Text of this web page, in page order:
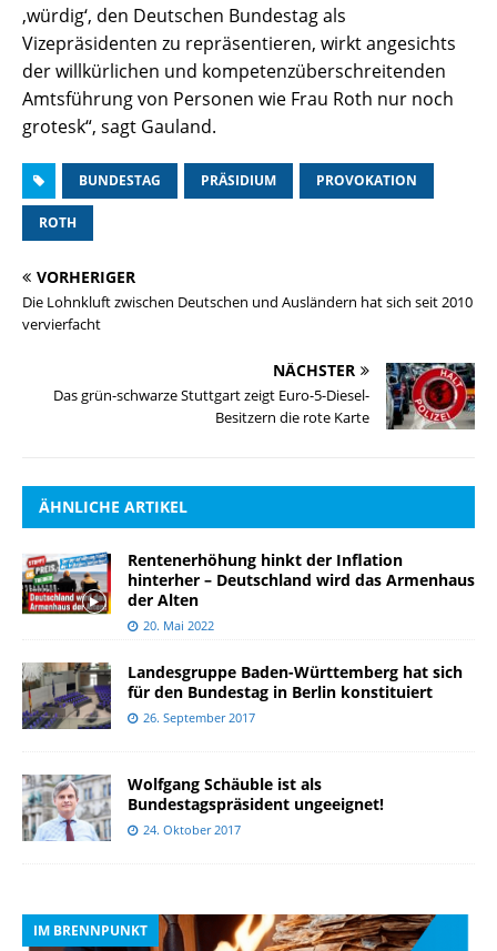
‚würdig‘, den Deutschen Bundestag als
Vizepräsidenten zu repräsentieren, wirkt angesichts
der willkürlichen und kompetenzüberschreitenden
Amtsführung von Personen wie Frau Roth nur noch
grotesk“, sagt Gauland.
BUNDESTAG PRÄSIDIUM PROVOKATION
ROTH
VORHERIGER
Die Lohnkluft zwischen Deutschen und Ausländern hat sich seit 2010
vervierfacht
NÄCHSTER
Das grün-schwarze Stuttgart zeigt Euro-5-Diesel-
Besitzern die rote Karte
ÄHNLICHE ARTIKEL
Rentenerhöhung hinkt der Inflation
hinterher – Deutschland wird das Armenhaus
der Alten
20. Mai 2022
Landesgruppe Baden-Württemberg hat sich
für den Bundestag in Berlin konstituiert
26. September 2017
Wolfgang Schäuble ist als
Bundestagspräsident ungeeignet!
24. Oktober 2017
IM BRENNPUNKT